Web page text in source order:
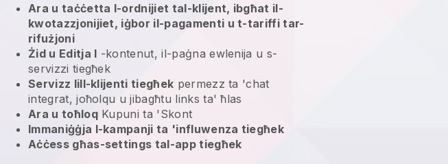
Ara u taċċetta l-ordnijiet tal-klijent, ibgħat il-
kwotazzjonijiet, iġbor il-pagamenti u t-tariffi tar-
rifużjoni
Żid u Editja l -kontenut, il-paġna ewlenija u s-
servizzi tiegħek
Servizz lill-klijenti tiegħek permezz ta 'chat
integrat, joħolqu u jibagħtu links ta' ħlas
Ara u toħloqKupuni ta 'Skont
Immaniġġja l-kampanji ta 'influwenza tiegħek
Aċċess għas-settings tal-app tiegħek